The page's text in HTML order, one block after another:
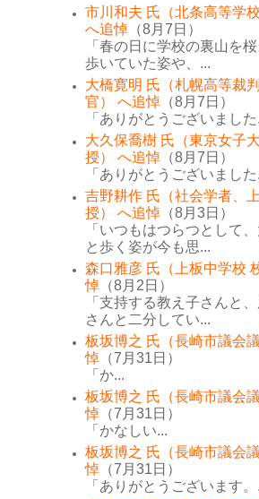
市川和夫 氏（北条高等学校
へ追悼 （8月7日）
「春の日に学校の裏山を
歩いていた姿や、...
大橋寛明 氏（札幌高等裁
官） へ追悼 （8月7日）
「ありがとうございました
大久保喬樹 氏（東京女子
授） へ追悼 （8月7日）
「ありがとうございました
吉野耕作 氏（社会学者、
授） へ追悼 （8月3日）
「いつもはつらつとして
と歩く姿が今も思...
森口雅彦 氏（上板中学校
悼 （8月2日）
「支持する教え子さんと
さんと二分してい...
板坂博之 氏（長崎市議会
悼 （7月31日）
「か...
板坂博之 氏（長崎市議会
悼 （7月31日）
「かなしい...
板坂博之 氏（長崎市議会
悼 （7月31日）
「ありがとうございます。